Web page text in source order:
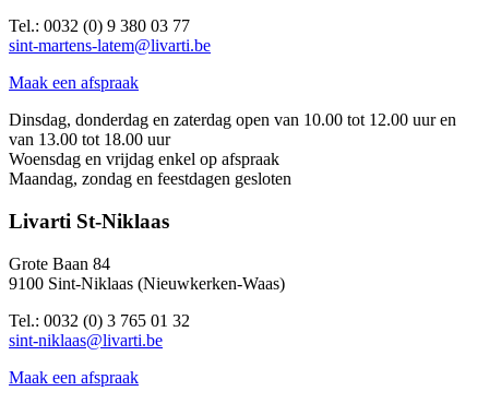
Tel.: 0032 (0) 9 380 03 77
sint-martens-latem@livarti.be
Maak een afspraak
Dinsdag, donderdag en zaterdag open van 10.00 tot 12.00 uur en
van 13.00 tot 18.00 uur
Woensdag en vrijdag enkel op afspraak
Maandag, zondag en feestdagen gesloten
Livarti St-Niklaas
Grote Baan 84
9100 Sint-Niklaas (Nieuwkerken-Waas)
Tel.: 0032 (0) 3 765 01 32
sint-niklaas@livarti.be
Maak een afspraak